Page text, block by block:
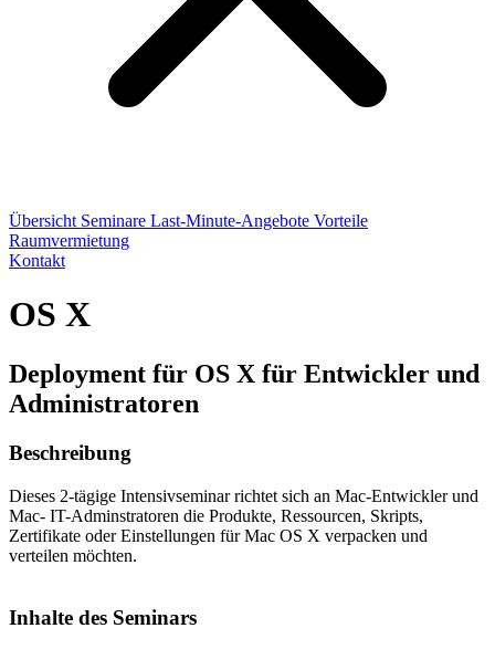
Übersicht Seminare Last-Minute-Angebote Vorteile
Raumvermietung
Kontakt
OS X
Deployment für OS X für Entwickler und
Administratoren
Beschreibung
Dieses 2-tägige Intensivseminar richtet sich an Mac-Entwickler und
Mac- IT-Adminstratoren die Produkte, Ressourcen, Skripts,
Zertifikate oder Einstellungen für Mac OS X verpacken und
verteilen möchten.
Inhalte des Seminars